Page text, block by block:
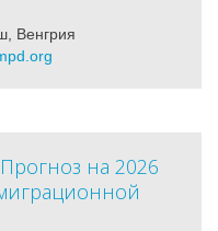
Венгрия
на 2026